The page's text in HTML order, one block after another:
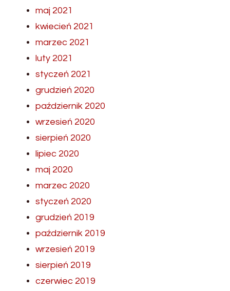
maj 2021
kwiecień 2021
marzec 2021
luty 2021
styczeń 2021
grudzień 2020
październik 2020
wrzesień 2020
sierpień 2020
lipiec 2020
maj 2020
marzec 2020
styczeń 2020
grudzień 2019
październik 2019
wrzesień 2019
sierpień 2019
czerwiec 2019